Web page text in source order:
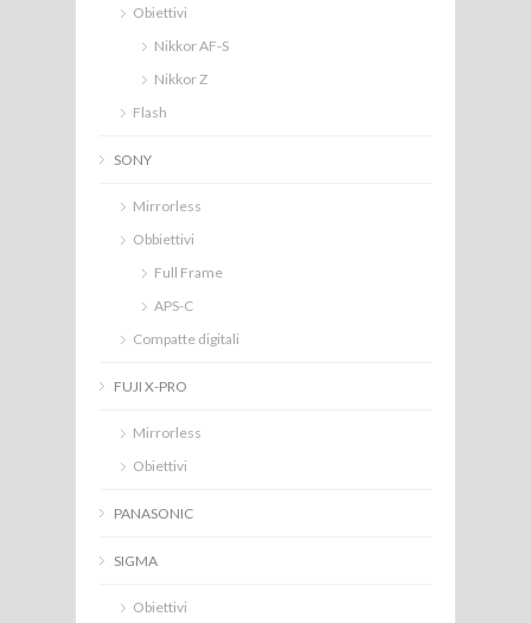
Obiettivi
Nikkor AF-S
Nikkor Z
Flash
SONY
Mirrorless
Obbiettivi
Full Frame
APS-C
Compatte digitali
FUJI X-PRO
Mirrorless
Obiettivi
PANASONIC
SIGMA
Obiettivi